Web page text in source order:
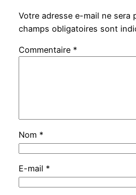
Votre adresse e-mail ne sera
champs obligatoires sont
Commentaire *
Nom *
E-mail *